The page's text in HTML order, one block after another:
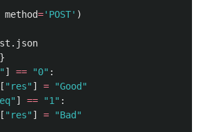
method=' POST' )
. json
" ] == "0" :
[ " res" ] = "Good"
" ] == "1 " :
[ " res" ] = "Bad"